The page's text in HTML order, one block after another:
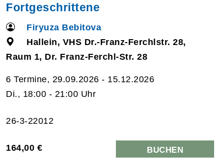
Fortgeschrittene
Firyuza Bebitova
Hallein, VHS Dr.-Franz-Ferchlstr. 28,
Raum 1, Dr. Franz-Ferchl-Str. 28
6 Termine, 29.09.2026 - 15.12.2026
Di., 18:00 - 21:00 Uhr
26-3-22012
164,00 € BUCHEN